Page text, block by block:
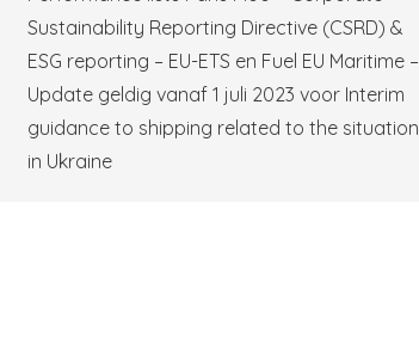
Sustainability Reporting Directive (CSRD) &
ESG reporting – EU-ETS en Fuel EU Maritime –
Update geldig vanaf 1 juli 2023 voor Interim
guidance to shipping related to the situation
in Ukraine